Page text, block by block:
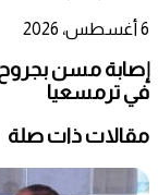
6 أغسطس، 2026
إصابة مسن بجروح
في ترمسعيا
مقالات ذات صلة